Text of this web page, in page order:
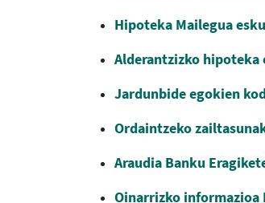
Hipoteka Mailegua
Alderantzizko hipoteka
Jardunbide egokien
Ordaintzeko
Araudia Banku
Oinarrizko informazioa